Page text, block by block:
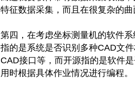
特征数据采集，而且在很复杂的
第四，在考虑坐标测量机的软件
指的是系统是否识别多种CAD文
CAD接口等，而开源指的是软件
用时根据具体作业情况进行编程。